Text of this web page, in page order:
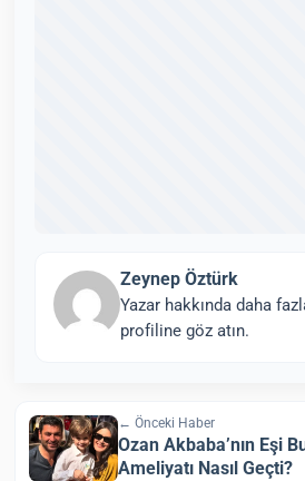
Zeynep Öztürk
Yazar hakkında daha
profiline göz atın.
← Önceki Haber
Ozan Akbaba’nın Eşi
Ameliyatı Nasıl Geçti?